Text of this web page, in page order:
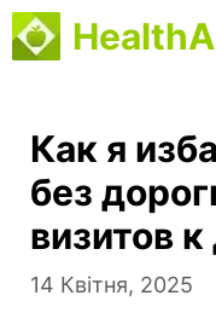
Перейти
до
Как я
без
визитов
14 Квітня, 2025